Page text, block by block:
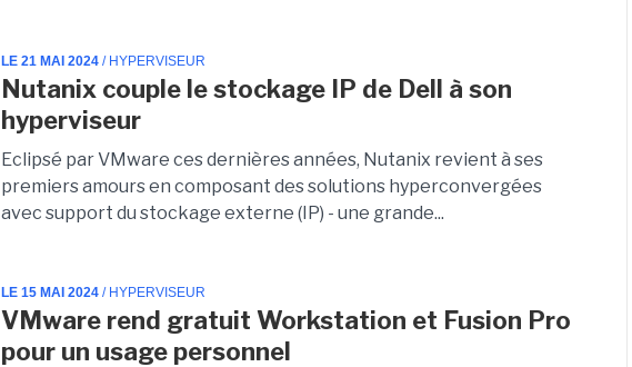
LE 21 MAI 2024 / HYPERVISEUR
Nutanix couple le stockage IP de Dell à son
hyperviseur
Eclipsé par VMware ces dernières années, Nutanix revient à ses
premiers amours en composant des solutions hyperconvergées
avec support du stockage externe (IP) - une grande...
LE 15 MAI 2024 / HYPERVISEUR
VMware rend gratuit Workstation et Fusion Pro
pour un usage personnel